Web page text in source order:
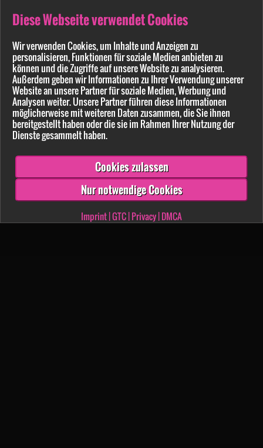
Diese Webseite verwendet Cookies
Wir verwenden Cookies, um Inhalte und Anzeigen zu
personalisieren, Funktionen für soziale Medien anbieten zu
können und die Zugriffe auf unsere Website zu analysieren.
Außerdem geben wir Informationen zu Ihrer Verwendung unserer
Website an unsere Partner für soziale Medien, Werbung und
Analysen weiter. Unsere Partner führen diese Informationen
möglicherweise mit weiteren Daten zusammen, die Sie ihnen
bereitgestellt haben oder die sie im Rahmen Ihrer Nutzung der
Dienste gesammelt haben.
Cookies zulassen
Nur notwendige Cookies
Imprint|GTC|Privacy|DMCA
rechtswidrigen Inhalten können strafbar sein.
Pflichtfelder sind mit * markiert
Bitte beachten Sie unsereDatenschutzerklärung.